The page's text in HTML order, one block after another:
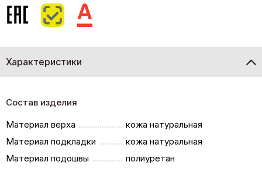
Характеристики
Состав изделия
Материал верха
кожа натуральная
Материал подкладки
кожа натуральная
Материал подошвы
полиуретан